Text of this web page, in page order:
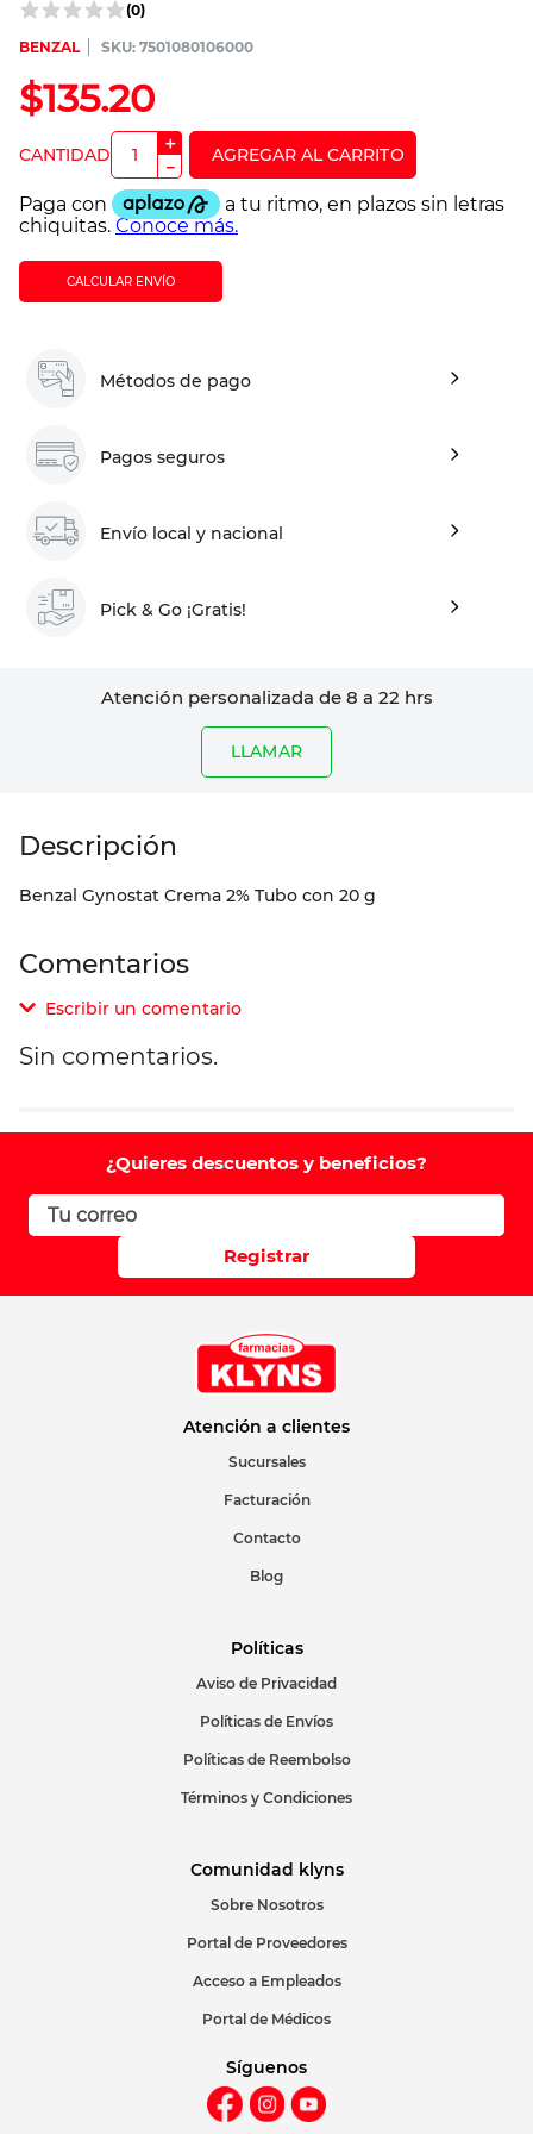
(0)
BENZAL :7501080106000
$135.20
＋
－
CALCULAR ENVÍO
Métodos de pago
Pagos seguros
Envío local y nacional
Pick & Go ¡Gratis!
Atención personalizada de 8 a 22 hrs
LLAMAR
Benzal Gynostat Crema 2% Tubo con 20 g
Comentarios
Escribir un comentario
Comentario
Califique el producto de 1 a 5 estrellas
Correo electrónico
ENVIAR COMENTARIO
Sin comentarios.
¿Quieres descuentos y beneficios?
Registrar
Atención a clientes
Sucursales
Facturación
Contacto
Blog
Políticas
Aviso de Privacidad
Políticas de Envíos
Políticas de Reembolso
Términos y Condiciones
Comunidad klyns
Sobre Nosotros
Portal de Proveedores
Acceso a Empleados
Portal de Médicos
Síguenos